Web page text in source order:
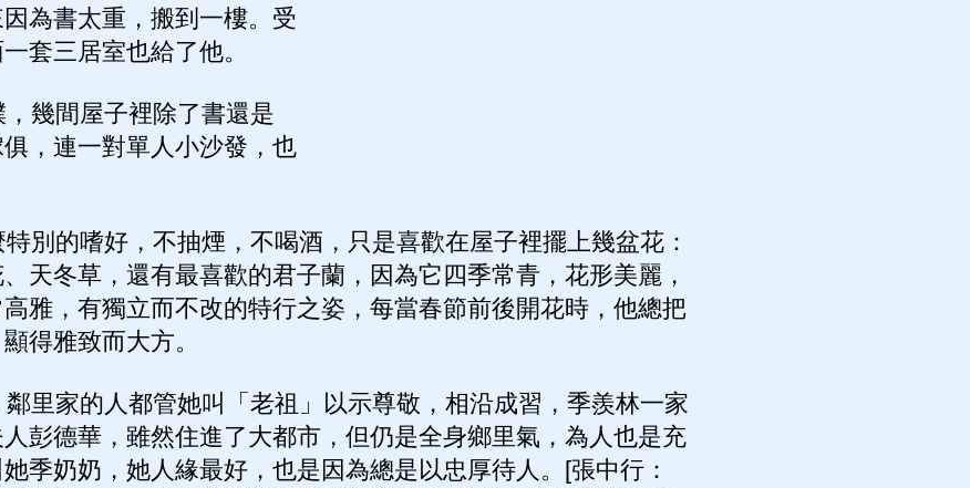
為書太重，搬到一樓。受
套三居室也給了他。
幾間屋子裡除了書還是
，連一對單人小沙發，也
別的嗜好，不抽煙，不喝酒，只是喜歡在屋子裡擺上幾盆花：
天冬草，還有最喜歡的君子蘭，因為它四季常青，花形美麗，
雅，有獨立而不改的特行之姿，每當春節前後開花時，他總把
得雅致而大方。
里家的人都管她叫「老祖」以示尊敬，相沿成習，季羨林一家
彭德華，雖然住進了大都市，但仍是全身鄉里氣，為人也是充
季奶奶，她人緣最好，也是因為總是以忠厚待人。[張中行：